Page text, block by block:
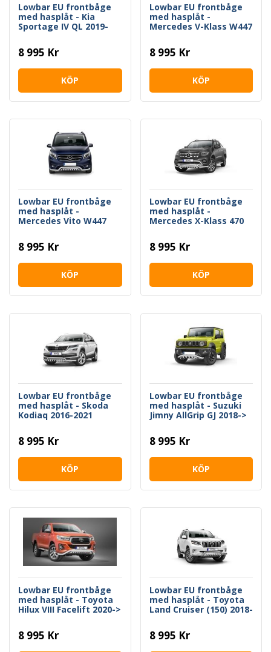
Lowbar EU frontbåge
med hasplåt - Kia
Sportage IV QL 2019-
8 995 Kr
KÖP
Lowbar EU frontbåge
med hasplåt -
Mercedes V-Klass W447
8 995 Kr
KÖP
Lowbar EU frontbåge
med hasplåt -
Mercedes Vito W447
8 995 Kr
KÖP
Lowbar EU frontbåge
med hasplåt -
Mercedes X-Klass 470
8 995 Kr
KÖP
Lowbar EU frontbåge
med hasplåt - Skoda
Kodiaq 2016-2021
8 995 Kr
KÖP
Lowbar EU frontbåge
med hasplåt - Suzuki
Jimny AllGrip GJ 2018->
8 995 Kr
KÖP
Lowbar EU frontbåge
med hasplåt - Toyota
Hilux VIII Facelift 2020->
8 995 Kr
Lowbar EU frontbåge
med hasplåt - Toyota
Land Cruiser (150) 2018-
8 995 Kr